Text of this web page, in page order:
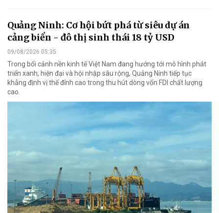
Quảng Ninh: Cơ hội bứt phá từ siêu dự án
cảng biển - đô thị sinh thái 18 tỷ USD
09/08/2026 05:35
Trong bối cảnh nền kinh tế Việt Nam đang hướng tới mô hình phát
triển xanh, hiện đại và hội nhập sâu rộng, Quảng Ninh tiếp tục
khẳng định vị thế đỉnh cao trong thu hút dòng vốn FDI chất lượng
cao.